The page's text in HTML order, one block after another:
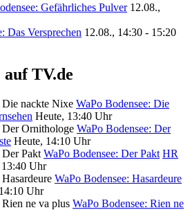
Gefährliches Pulver 12.08.,
Das Versprechen 12.08., 14:30 - 15:20
TV.de
WaPo Bodensee: Die
Heute, 13:40 Uhr
WaPo Bodensee: Der
Heute, 14:10 Uhr
WaPo Bodensee: Der Pakt HR
Uhr
WaPo Bodensee: Hasardeure
Uhr
WaPo Bodensee: Rien ne